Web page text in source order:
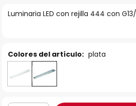
laLuminaria LED con rejilla 444 con
Colores del artículo: plata